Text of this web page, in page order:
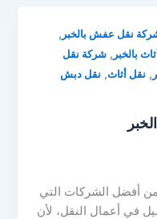
نقل عفش بالخبر ,
بالخبر ,شركة نقل
, نقل أثاث, نقل دبش
أفضل الشركات التي
في أعمال النقل، لأن